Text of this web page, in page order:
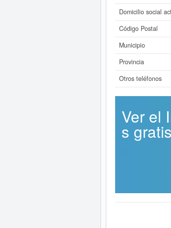
Domicilio social
Código Postal
Municipio
Provincia
Otros teléfonos
Ver el
s